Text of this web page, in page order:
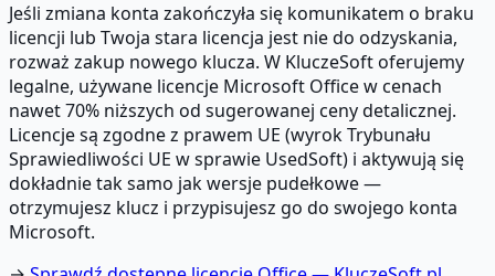
Jeśli zmiana konta zakończyła się komunikatem o braku
licencji lub Twoja stara licencja jest nie do odzyskania,
rozważ zakup nowego klucza. W KluczeSoft oferujemy
legalne, używane licencje Microsoft Office w cenach
nawet 70% niższych od sugerowanej ceny detalicznej.
Licencje są zgodne z prawem UE (wyrok Trybunału
Sprawiedliwości UE w sprawie UsedSoft) i aktywują się
dokładnie tak samo jak wersje pudełkowe —
otrzymujesz klucz i przypisujesz go do swojego konta
Microsoft.